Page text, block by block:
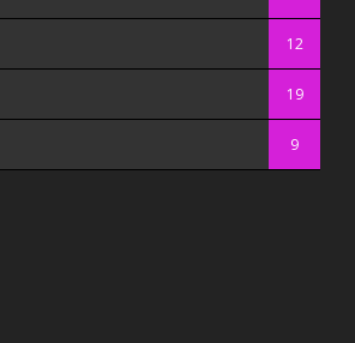
12
19
9